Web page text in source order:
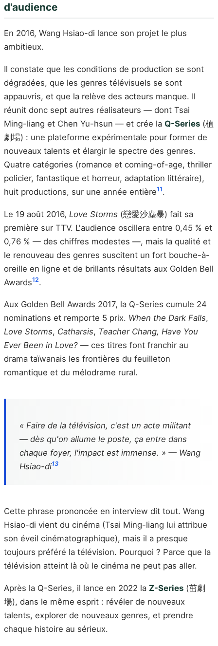
d'audience
En 2016, Wang Hsiao-di lance son projet le plus
ambitieux.
Il constate que les conditions de production se sont
dégradées, que les genres télévisuels se sont
appauvris, et que la relève des acteurs manque. Il
réunit donc sept autres réalisateurs — dont Tsai
Ming-liang et Chen Yu-hsun — et crée la Q-Series (植
劇場) : une plateforme expérimentale pour former de
nouveaux talents et élargir le spectre des genres.
Quatre catégories (romance et coming-of-age, thriller
policier, fantastique et horreur, adaptation littéraire),
huit productions, sur une année entière11.
Le 19 août 2016, Love Storms (戀愛沙塵暴) fait sa
première sur TTV. L'audience oscillera entre 0,45 % et
0,76 % — des chiffres modestes —, mais la qualité et
le renouveau des genres suscitent un fort bouche-à-
oreille en ligne et de brillants résultats aux Golden Bell
Awards12.
Aux Golden Bell Awards 2017, la Q-Series cumule 24
nominations et remporte 5 prix. When the Dark Falls,
Love Storms, Catharsis, Teacher Chang, Have You
Ever Been in Love? — ces titres font franchir au
drama taïwanais les frontières du feuilleton
romantique et du mélodrame rural.
« Faire de la télévision, c'est un acte militant
— dès qu'on allume le poste, ça entre dans
chaque foyer, l'impact est immense. » — Wang
Hsiao-di13
Cette phrase prononcée en interview dit tout. Wang
Hsiao-di vient du cinéma (Tsai Ming-liang lui attribue
son éveil cinématographique), mais il a presque
toujours préféré la télévision. Pourquoi ? Parce que la
télévision atteint là où le cinéma ne peut pas aller.
Après la Q-Series, il lance en 2022 la Z-Series (茁劇
場), dans le même esprit : révéler de nouveaux
talents, explorer de nouveaux genres, et prendre
chaque histoire au sérieux.